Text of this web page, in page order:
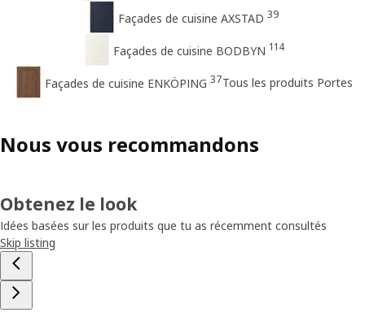
Façades de cuisine AXSTAD 39
Façades de cuisine BODBYN 114
Façades de cuisine ENKÖPING 37Tous les produits Portes
Nous vous recommandons
Obtenez le look
Idées basées sur les produits que tu as récemment consultés
Skip listing